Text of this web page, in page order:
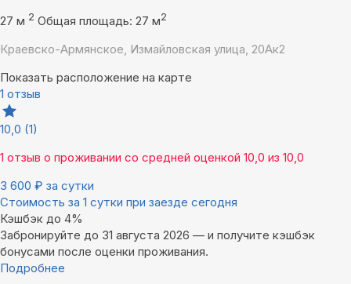
27 м 2 Общая площадь: 27 м2
Краевско-Армянское, Измайловская улица, 20Ак2
Показать расположение на карте
1 отзыв
10,0 (1)
1 отзыв о проживании со средней оценкой 10,0 из 10,0
3 600 ₽ за сутки
Стоимость за 1 сутки при заезде сегодня
Кэшбэк до 4%
Забронируйте до 31 августа 2026 — и получите кэшбэк
бонусами после оценки проживания.
Подробнее